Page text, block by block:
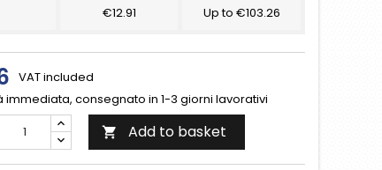
€12.91 Up to €103.26
VAT included
immediata, consegnato in 1-3 giorni lavorativi
 Add to basket